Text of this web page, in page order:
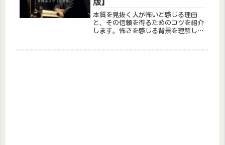
版】
本質を見抜く人が怖いと感じる理由
と、その信頼を得るためのコツを紹介
します。怖さを感じる背景を理解し、